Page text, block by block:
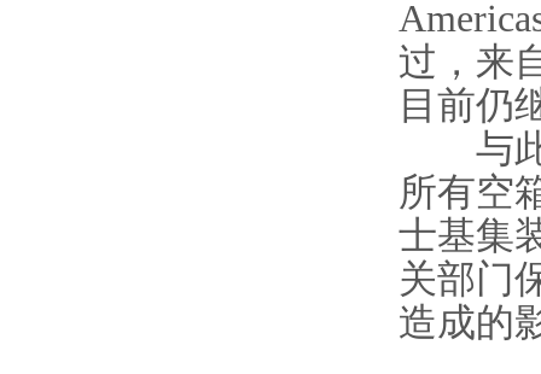
过，来
目前仍
与此
所有空
士基集
关部门
造成的